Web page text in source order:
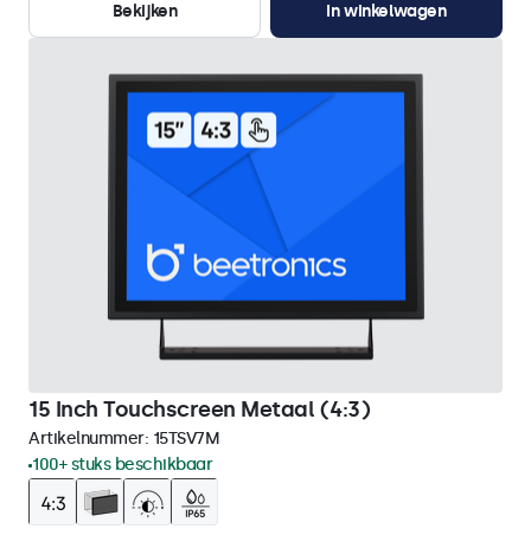
Bekijken
In winkelwagen
15 Inch Touchscreen Metaal (4:3)
Artikelnummer: 15TSV7M
100+ stuks beschikbaar